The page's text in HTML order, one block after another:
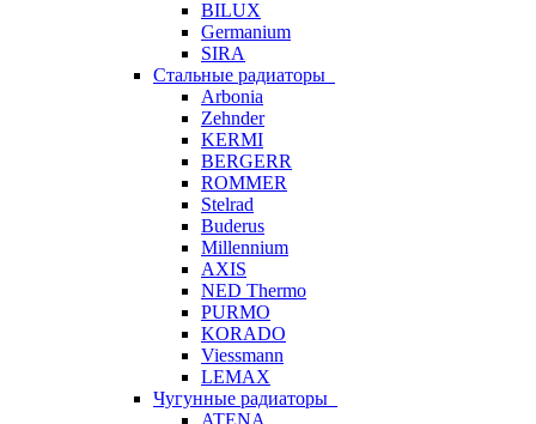
BILUX
Germanium
SIRA
Стальные радиаторы
Arbonia
Zehnder
KERMI
BERGERR
ROMMER
Stelrad
Buderus
Millennium
AXIS
NED Thermo
PURMO
KORADO
Viessmann
LEMAX
Чугунные радиаторы
ATENA